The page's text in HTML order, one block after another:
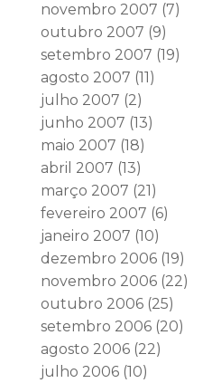
novembro 2007 (7)
outubro 2007 (9)
setembro 2007 (19)
agosto 2007 (11)
julho 2007 (2)
junho 2007 (13)
maio 2007 (18)
abril 2007 (13)
março 2007 (21)
fevereiro 2007 (6)
janeiro 2007 (10)
dezembro 2006(19)
novembro 2006(22)
outubro 2006(25)
setembro 2006(20)
agosto 2006(22)
julho 2006(10)